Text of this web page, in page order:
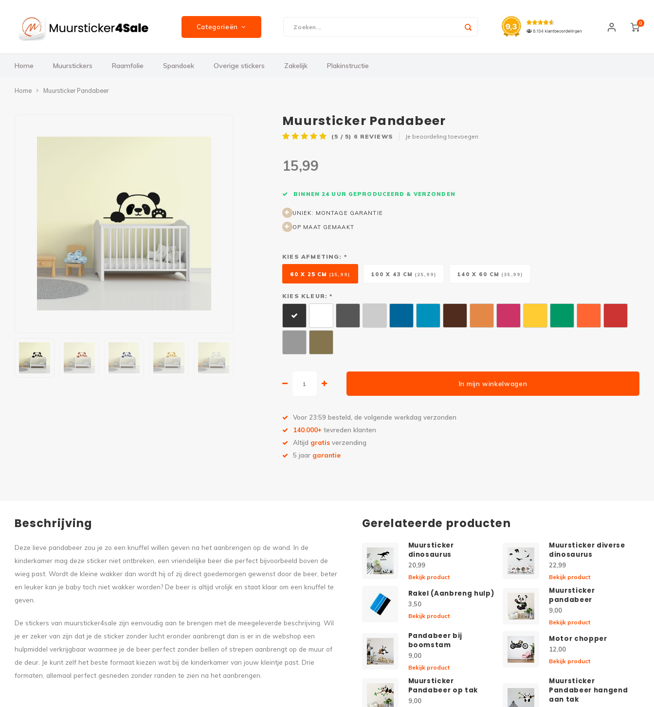
Categorieën 0
Home Muurstickers Raamfolie Spandoek Overige stickers Zakelijk Plakinstructie
Home Muursticker Pandabeer
Muursticker Pandabeer
(5 / 5) 6 REVIEWS Je beoordeling toevoegen
15,99
BINNEN 24 UUR GEPRODUCEERD & VERZONDEN
UNIEK: MONTAGE GARANTIE
OP MAAT GEMAAKT
KIES AFMETING: *
60 X 25 CM (15,99) 100 X 43 CM (25,99) 140 X 60 CM (35,99)
KIES KLEUR: *
In mijn winkelwagen
Voor 23:59 besteld, de volgende werkdag verzonden
140.000+ tevreden klanten
Altijd gratis verzending
5 jaar garantie
Beschrijving
Deze lieve pandabeer zou je zo een knuffel willen geven na het aanbrengen op de wand. In de
kinderkamer mag deze sticker niet ontbreken, een vriendelijke beer die perfect bijvoorbeeld boven de
wieg past. Wordt de kleine wakker dan wordt hij of zij direct goedemorgen gewenst door de beer, beter
en leuker kan je baby toch niet wakker worden? De beer is altijd vrolijk en staat klaar om een knuffel te
geven.
De stickers van muursticker4sale zijn eenvoudig aan te brengen met de meegeleverde beschrijving. Wil
je er zeker van zijn dat je de sticker zonder lucht eronder aanbrengt dan is er in de webshop een
hulpmiddel verkrijgbaar waarmee je de beer perfect zonder bellen of strepen aanbrengt op de muur of
de deur. Je kunt zelf het beste formaat kiezen wat bij de kinderkamer van jouw kleintje past. Drie
formaten, allemaal perfect gesneden zonder randen te zien na het aanbrengen.
Gerelateerde producten
Muursticker
dinosaurus
20,99
Bekijk product
Muursticker diverse
dinosaurus
22,99
Bekijk product
Rakel (Aanbreng hulp)
3,50
Bekijk product
Muursticker
pandabeer
9,00
Bekijk product
Pandabeer bij
boomstam
9,00
Bekijk product
Motor chopper
12,00
Bekijk product
Muursticker
Pandabeer op tak
9,00
Muursticker
Pandabeer hangend
aan tak